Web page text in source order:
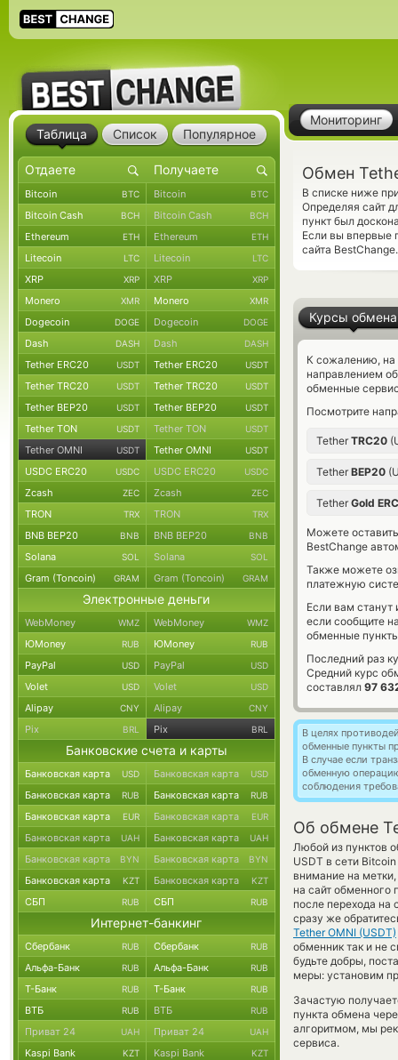
Мониторинг
Обмен
В списке ниже
Определяя сайт
пункт был
Если вы впервые
сайта
Курсы обмена
К сожалению, на
направлением
обменные
Посмотрите
Tether TRC20
Tether BEP20
Tether Gold
Можете
BestChange
Также можете
платежную
Если вам
если сообщите
обменные
Последний раз
Средний курс
составлял 97
В целях
обменные пункты
В случае если
обменную
соблюдения
Об обмене
Любой из пунктов
USDT в сети Bitcoin
внимание на
на сайт обменного
после перехода
сразу же
Tether OMNI (USDT)
обменник так и не
будьте добры,
меры: установим
Зачастую
пункта обмена
алгоритмом, мы
сервиса.
Таблица Список Популярное
Bitcoin BTC Bitcoin BTC
Bitcoin Cash BCH Bitcoin Cash BCH
Ethereum ETH Ethereum ETH
Litecoin LTC Litecoin LTC
XRP XRP XRP XRP
Monero XMR Monero XMR
Dogecoin DOGE Dogecoin DOGE
Dash DASH Dash DASH
Tether ERC20 USDT Tether ERC20 USDT
Tether TRC20 USDT Tether TRC20 USDT
Tether BEP20 USDT Tether BEP20 USDT
Tether TON USDT Tether TON USDT
Tether OMNI USDT Tether OMNI USDT
USDC ERC20 USDC USDC ERC20 USDC
Zcash ZEC Zcash ZEC
TRON TRX TRON TRX
BNB BEP20 BNB BNB BEP20 BNB
Solana SOL Solana SOL
Gram (Toncoin) GRAM Gram (Toncoin) GRAM
Электронные деньги
WebMoney WMZ WebMoney WMZ
ЮMoney RUB ЮMoney RUB
PayPal USD PayPal USD
Volet USD Volet USD
Alipay CNY Alipay CNY
Pix BRL Pix BRL
Банковские счета и карты
Банковская карта USD Банковская карта USD
Банковская карта RUB Банковская карта RUB
Банковская карта EUR Банковская карта EUR
Банковская карта UAH Банковская карта UAH
Банковская карта BYN Банковская карта BYN
Банковская карта KZT Банковская карта KZT
СБП RUB СБП RUB
Интернет-банкинг
Сбербанк RUB Сбербанк RUB
Альфа-Банк RUB Альфа-Банк RUB
Т-Банк RUB Т-Банк RUB
ВТБ RUB ВТБ RUB
Приват 24 UAH Приват 24 UAH
Kaspi Bank KZT Kaspi Bank KZT